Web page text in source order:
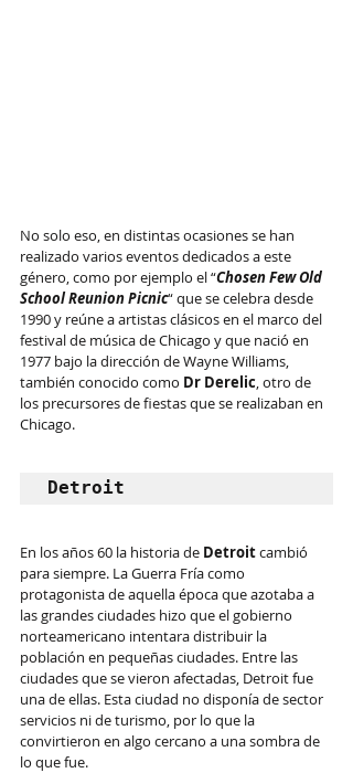
No solo eso, en distintas ocasiones se han
realizado varios eventos dedicados a este
género, como por ejemplo el “Chosen Few Old
School Reunion Picnic“ que se celebra desde
1990 y reúne a artistas clásicos en el marco del
festival de música de Chicago y que nació en
1977 bajo la dirección de Wayne Williams,
también conocido como Dr Derelic , otro de
los precursores de fiestas que se realizaban en
Chicago.
Detroit
En los años 60 la historia de Detroit cambió
para siempre. La Guerra Fría como
protagonista de aquella época que azotaba a
las grandes ciudades hizo que el gobierno
norteamericano intentara distribuir la
población en pequeñas ciudades. Entre las
ciudades que se vieron afectadas, Detroit fue
una de ellas. Esta ciudad no disponía de sector
servicios ni de turismo, por lo que la
convirtieron en algo cercano a una sombra de
lo que fue.